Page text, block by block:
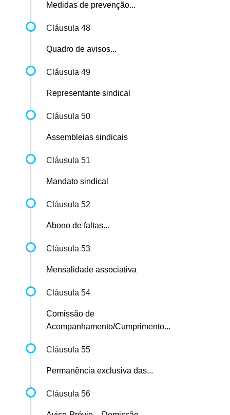
Medidas de prevenção...
Cláusula 48
Quadro de avisos...
Cláusula 49
Representante sindical
Cláusula 50
Assembleias sindicais
Cláusula 51
Mandato sindical
Cláusula 52
Abono de faltas...
Cláusula 53
Mensalidade associativa
Cláusula 54
Comissão de
Acompanhamento/Cumprimento...
Cláusula 55
Permanência exclusiva das...
Cláusula 56